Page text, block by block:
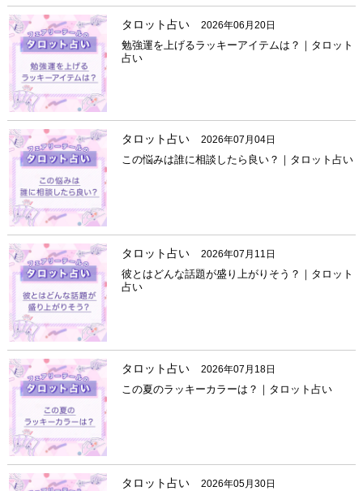
タロット占い 2026年06月20日
勉強運を上げるラッキーアイテムは？｜タロット
占い
タロット占い 2026年07月04日
この悩みは誰に相談したら良い？｜タロット占い
タロット占い 2026年07月11日
彼とはどんな話題が盛り上がりそう？｜タロット
占い
タロット占い 2026年07月18日
この夏のラッキーカラーは？｜タロット占い
タロット占い 2026年05月30日